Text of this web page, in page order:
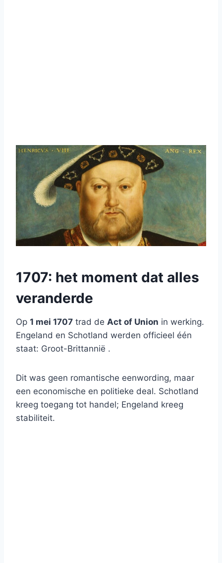
1707: het moment dat alles
veranderde
Op 1 mei 1707 trad de Act of Union in werking.
Engeland en Schotland werden officieel één
staat: Groot-Brittannië .
Dit was geen romantische eenwording, maar
een economische en politieke deal. Schotland
kreeg toegang tot handel; Engeland kreeg
stabiliteit.